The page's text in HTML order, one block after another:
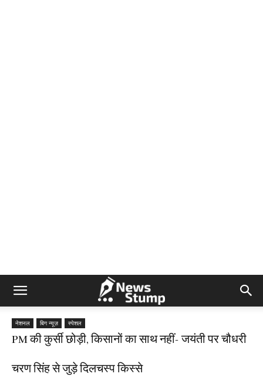
नेशनल बिग न्यूज़ स्पेशल
PM की कुर्सी छोड़ी, किसानों का साथ नहीं- जयंती पर चौधरी
चरण सिंह से जुड़े दिलचस्प किस्से